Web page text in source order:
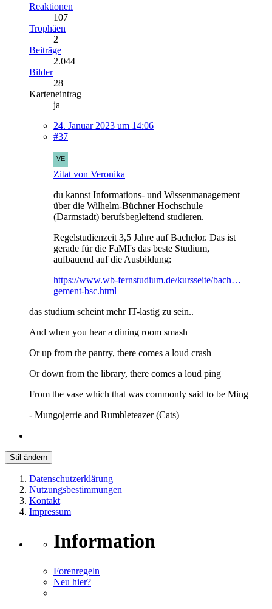
Reaktionen
107
Trophäen
2
Beiträge
2.044
Bilder
28
Karteneintrag
ja
24. Januar 2023 um 14:06
#37
Zitat von Veronika
du kannst Informations- und Wissenmanagement
über die Wilhelm-Büchner Hochschule
(Darmstadt) berufsbegleitend studieren.
Regelstudienzeit 3,5 Jahre auf Bachelor. Das ist
gerade für die FaMI's das beste Studium,
aufbauend auf die Ausbildung:
https://www.wb-fernstudium.de/kursseite/bach…
gement-bsc.html
das studium scheint mehr IT-lastig zu sein..
And when you hear a dining room smash
Or up from the pantry, there comes a loud crash
Or down from the library, there comes a loud ping
From the vase which that was commonly said to be Ming
- Mungojerrie and Rumbleteazer (Cats)
Stil ändern
Datenschutzerklärung
Nutzungsbestimmungen
Kontakt
Impressum
Information
Forenregeln
Neu hier?